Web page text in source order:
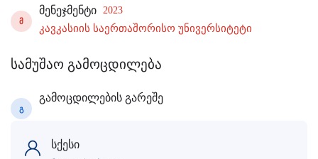
Მ
მენეჯმენტი 2023
კავკასიის საერთაშორისო უნივერსიტეტი
სამუშაო გამოცდილება
Გ
გამოცდილების გარეშე
სქესი